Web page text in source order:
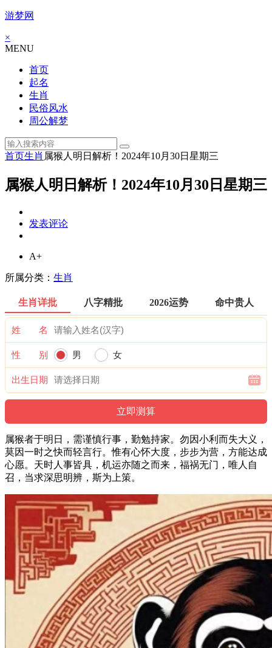
游梦网
×
MENU
首页
起名
生肖
民俗风水
周公解梦
首页生肖 属猴人明日解析！2024年10月30日星期三
属猴人明日解析！2024年10月30日星期三
发表评论
A+
所属分类： 生肖
生肖详批 八字精批 2026运势 命中贵人
姓 名
性 别 男 女
出生日期
属猴者于明日，需谨慎行事，勤勉持家。勿因小利而失大义，
莫因一时之快而轻言行。惟有心怀大度，步步为营，方能达成
心愿。天时人事皆具，机运亦随之而来，福祸无门，唯人自
召，当求深思明辨，斯为上策。